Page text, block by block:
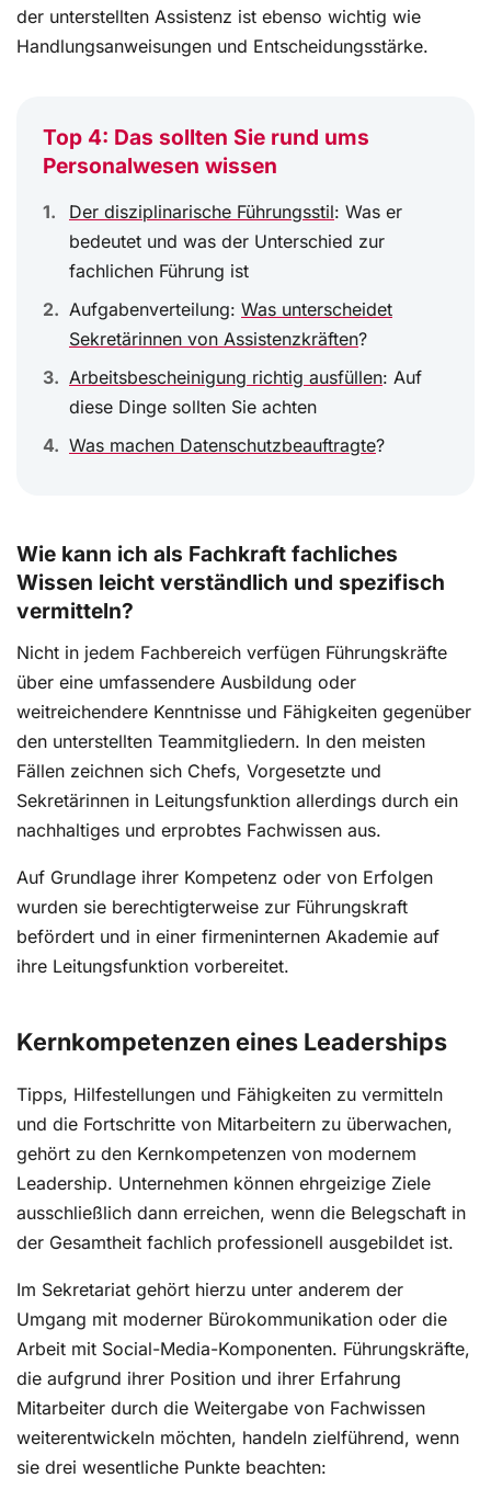
der unterstellten Assistenz ist ebenso wichtig wie
Handlungsanweisungen und Entscheidungsstärke.
Top 4: Das sollten Sie rund ums
Personalwesen wissen
Der disziplinarische Führungsstil: Was er
bedeutet und was der Unterschied zur
fachlichen Führung ist
Aufgabenverteilung: Was unterscheidet
Sekretärinnen von Assistenzkräften?
Arbeitsbescheinigung richtig ausfüllen: Auf
diese Dinge sollten Sie achten
Was machen Datenschutzbeauftragte?
Wie kann ich als Fachkraft fachliches
Wissen leicht verständlich und spezifisch
vermitteln?
Nicht in jedem Fachbereich verfügen Führungskräfte
über eine umfassendere Ausbildung oder
weitreichendere Kenntnisse und Fähigkeiten gegenüber
den unterstellten Teammitgliedern. In den meisten
Fällen zeichnen sich Chefs, Vorgesetzte und
Sekretärinnen in Leitungsfunktion allerdings durch ein
nachhaltiges und erprobtes Fachwissen aus.
Auf Grundlage ihrer Kompetenz oder von Erfolgen
wurden sie berechtigterweise zur Führungskraft
befördert und in einer firmeninternen Akademie auf
ihre Leitungsfunktion vorbereitet.
Kernkompetenzen eines Leaderships
Tipps, Hilfestellungen und Fähigkeiten zu vermitteln
und die Fortschritte von Mitarbeitern zu überwachen,
gehört zu den Kernkompetenzen von modernem
Leadership. Unternehmen können ehrgeizige Ziele
ausschließlich dann erreichen, wenn die Belegschaft in
der Gesamtheit fachlich professionell ausgebildet ist.
Im Sekretariat gehört hierzu unter anderem der
Umgang mit moderner Bürokommunikation oder die
Arbeit mit Social-Media-Komponenten. Führungskräfte,
die aufgrund ihrer Position und ihrer Erfahrung
Mitarbeiter durch die Weitergabe von Fachwissen
weiterentwickeln möchten, handeln zielführend, wenn
sie drei wesentliche Punkte beachten: